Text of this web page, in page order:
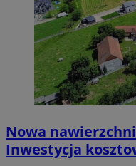
Nowa
Inwestycja